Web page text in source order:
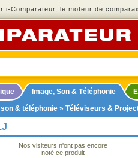
i-Comparateur, le moteur de
Image, Son & Téléphonie
son & téléphonie » Téléviseurs &
Nos visiteurs n'ont pas encore
noté ce produit